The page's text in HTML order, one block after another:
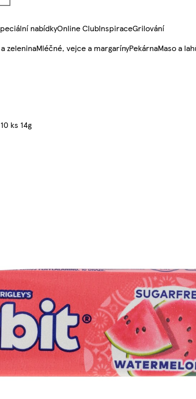
nabídkyOnline ClubInspiraceGrilování
zeleninaMléčné, vejce a margarínyPekárnaMaso a
ks 14g